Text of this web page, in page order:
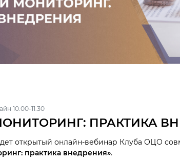
10.00-11.30
ПРАКТИКА
открытый онлайн-вебинар Клуба ОЦО
практика внедрения».